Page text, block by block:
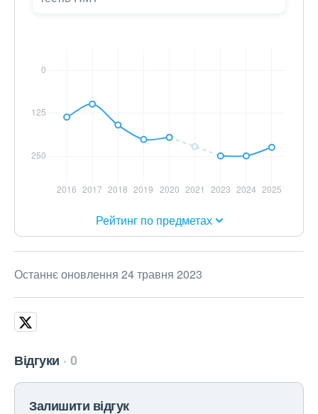
Рейтинг по предметах
Останнє оновлення 24 травня 2023
Відгуки 0
Залишити відгук